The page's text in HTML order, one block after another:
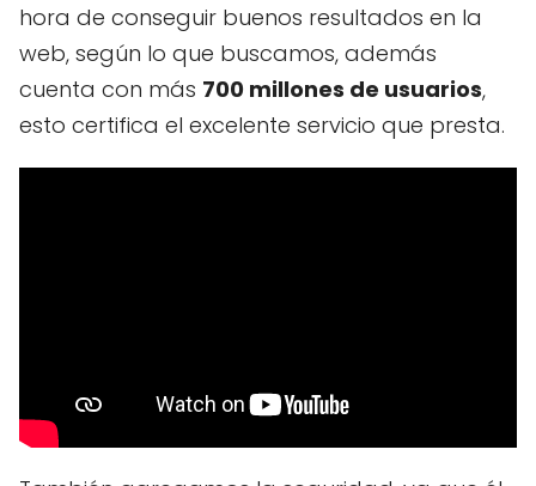
hora de conseguir buenos resultados en la
web, según lo que buscamos, además
cuenta con más 700 millones de usuarios,
esto certifica el excelente servicio que presta.